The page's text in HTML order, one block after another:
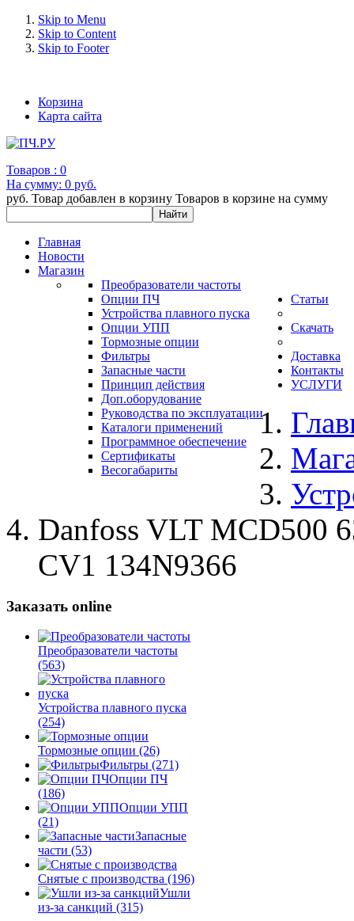
Skip to Menu
Skip to Content
Skip to Footer
Корзина
Карта сайта
Товаров : 0
На сумму: 0 руб.
руб. Товар добавлен в корзину Товаров в корзине на сумму
Главная
Новости
Магазин
Преобразователи частоты
Опции ПЧ
Устройства плавного пуска
Опции УПП
Тормозные опции
Фильтры
Запасные части
Статьи
Принцип действия
Доп.оборудование
Скачать
Руководства по эксплуатации
Каталоги применений
Программное обеспечение
Сертификаты
Весогабариты
Доставка
Контакты
УСЛУГИ
Danfoss VLT MCD500
CV1 134N9366
Заказать online
Преобразователи частоты
(563)
Устройства плавного пуска
(254)
Тормозные опции (26)
Фильтры (271)
Опции ПЧ
(186)
Опции УПП
(21)
Запасные
части (53)
Снятые с производства (196)
Ушли
из-за санкций (315)